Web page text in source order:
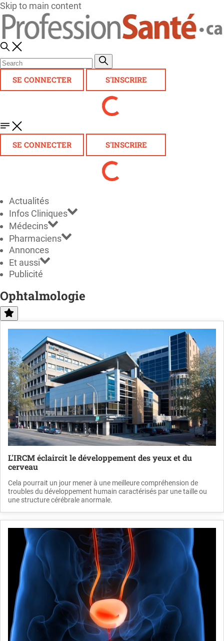
Skip to main content
SE CONNECTER S'INSCRIRE
SE CONNECTER S'INSCRIRE
Actualités
Infos Cliniques
Médecins
Pharmaciens
Annonces
Et aussi
Publicité
Ophtalmologie
L'IRCM éclaircit le développement des yeux et du
cerveau
Cela pourrait un jour mener à une meilleure compréhension de
troubles du développement humain caractérisés par une taille ou
une structure cérébrale anormale.